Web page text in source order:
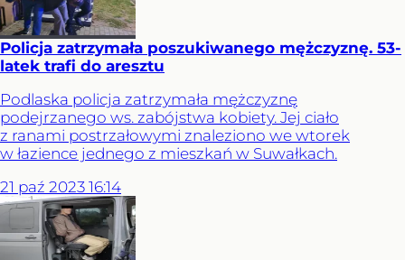
Policja zatrzymała poszukiwanego mężczyznę. 53-
latek trafi do aresztu
Podlaska policja zatrzymała mężczyznę
podejrzanego ws. zabójstwa kobiety. Jej ciało
z ranami postrzałowymi znaleziono we wtorek
w łazience jednego z mieszkań w Suwałkach.
21 paź 2023 16:14